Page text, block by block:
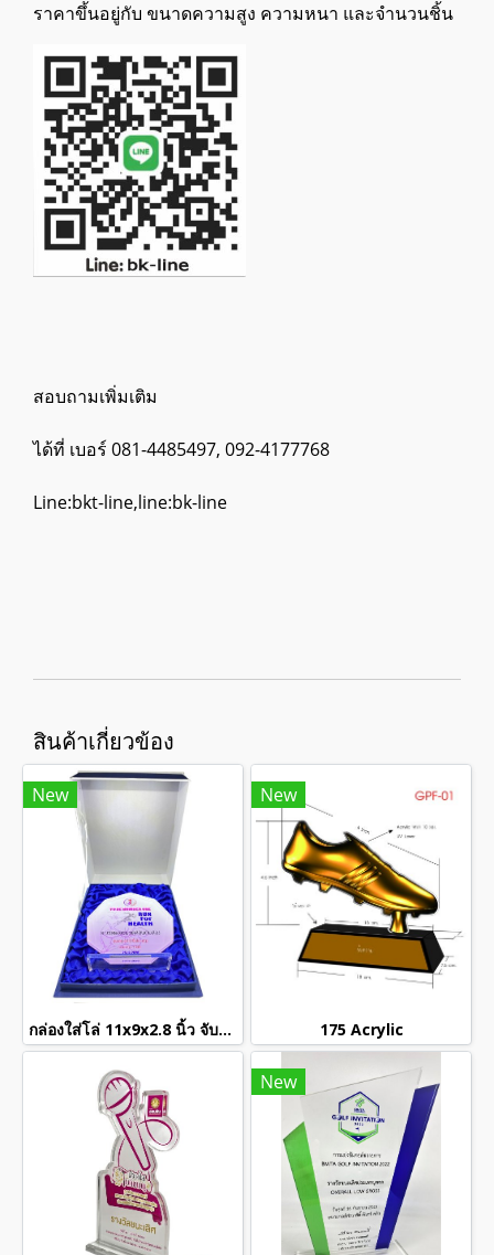
ราคาขึ้นอยู่กับ ขนาดความสูง ความหนา และจำนวนชิ้น
สอบถามเพิ่มเติม
ได้ที่ เบอร์ 081-4485497, 092-4177768
Line:bkt-line,line:bk-line
สินค้าเกี่ยวข้อง
New
กล่องใส่โล่ 11x9x2.8 นิ้ว จับจีบราคาใบละ 2258/กล่อง
New
175 Acrylic
New